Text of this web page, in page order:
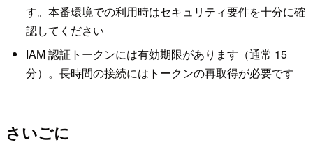
す。本番環境での利用時はセキュリティ要件を十分に確
認してください
IAM 認証トークンには有効期限があります（通常 15
分）。長時間の接続にはトークンの再取得が必要です
さいごに